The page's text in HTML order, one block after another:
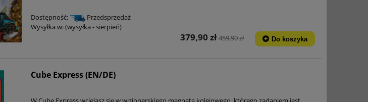
Dostępność:
Przedsprzedaż
Wysyłka w:(wysyłka - sierpień)
379,90 zł459,90 zł Do koszyka
Cube Express (EN/DE)